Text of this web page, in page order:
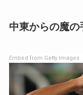
中東からの魔の
Embed from Getty Images